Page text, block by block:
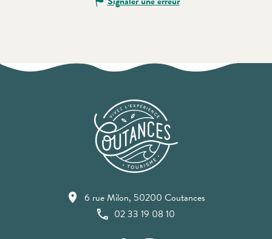
6 rue Milon, 50200 Coutances
02 33 19 08 10